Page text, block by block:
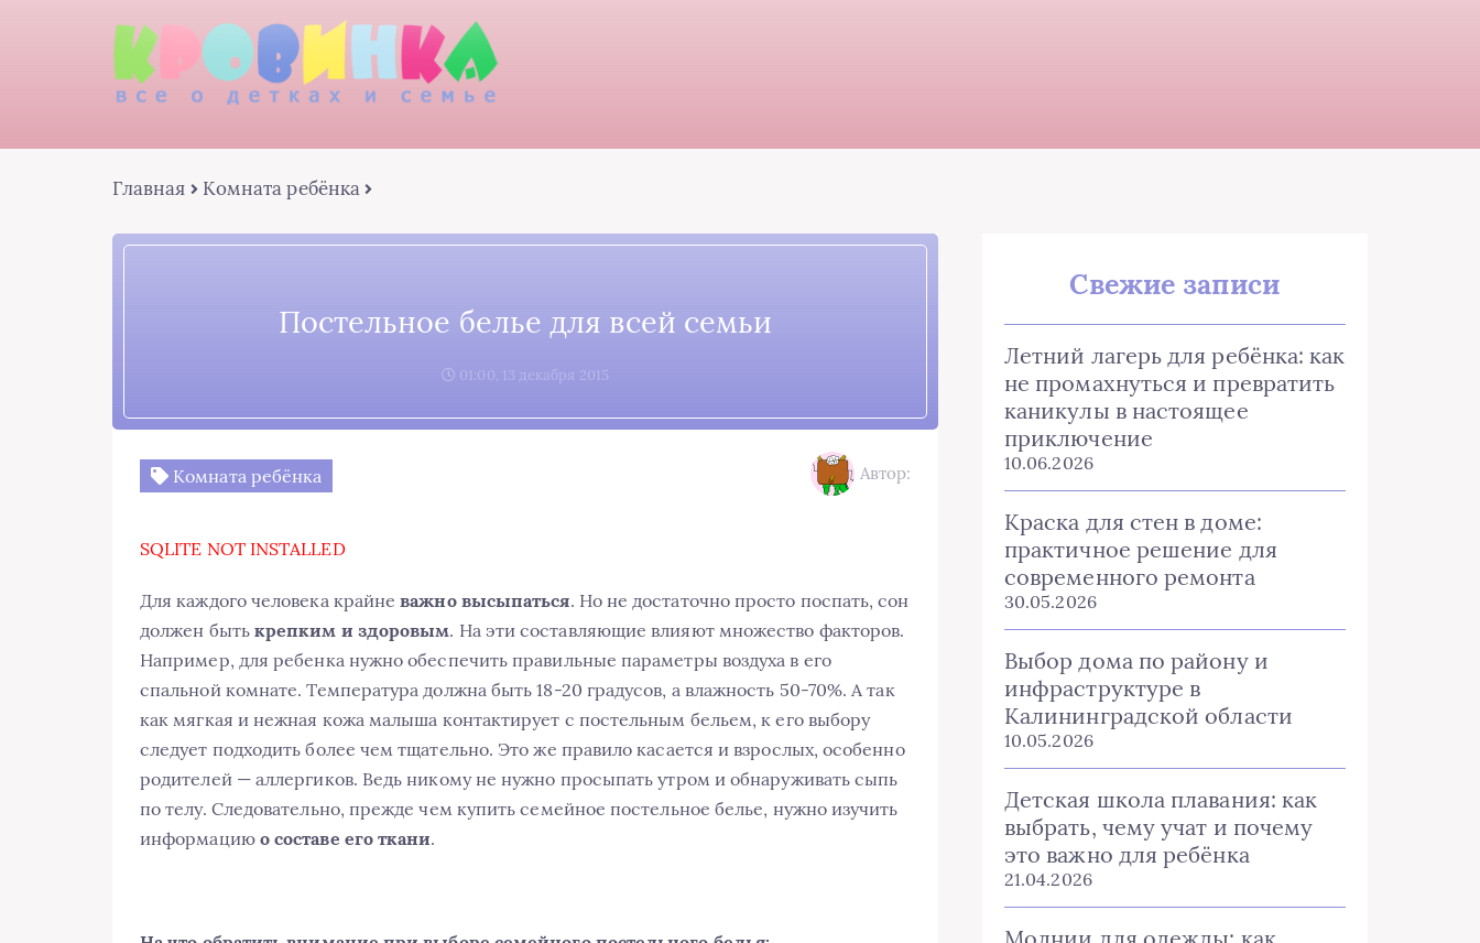
Главная Комната ребёнка
Постельное белье для всей семьи
01:00, 13 декабря 2015
Комната ребёнка Автор:
SQLITE NOT INSTALLED
Для каждого человека крайневажно высыпаться. Но не достаточно просто поспать, сон
должен быть крепким и здоровым. На эти составляющие влияют множество факторов.
Например, для ребенка нужно обеспечить правильные параметры воздуха в его
спальной комнате. Температура должна быть 18-20 градусов, а влажность 50-70%. А так
как мягкая и нежная кожа малыша контактирует с постельным бельем, к его выбору
следует подходить более чем тщательно. Это же правило касается и взрослых, особенно
родителей — аллергиков. Ведь никому не нужно просыпать утром и обнаруживать сыпь
по телу. Следовательно, прежде чем купить семейное постельное белье, нужно изучить
информацию о составе его ткани.
Свежие записи
Летний лагерь для ребёнка: как
не промахнуться и превратить
каникулы в настоящее
приключение
10.06.2026
Краска для стен в доме:
практичное решение для
современного ремонта
30.05.2026
Выбор дома по району и
инфраструктуре в
Калининградской области
10.05.2026
Детская школа плавания: как
выбрать, чему учат и почему
это важно для ребёнка
21.04.2026